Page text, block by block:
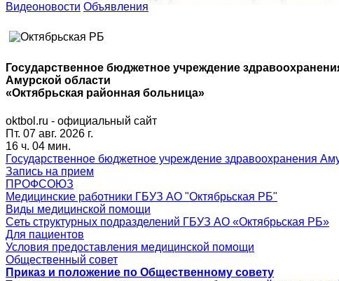
Видеоновости Объявления
Государственное бюджетное учреждение
Амурской области
«Октябрьская районная больница»
oktbol.ru - официальный сайт
Пт. 07 авг. 2026 г.
16 ч. 04 мин.
Государственное бюджетное учреждение здравоохранения
Запись на прием
ПРОФСОЮЗ
Медицинские работники ГБУЗ АО "Октябрьская РБ"
Виды медицинской помощи
Сеть структурных подразделений ГБУЗ АО «Октябрьская РБ»
Для пациентов
Условия предоставления медицинской помощи
Общественный совет
Приказ и положение по Общественному совету